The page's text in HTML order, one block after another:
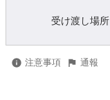
受け渡し場所
注意事項 通報